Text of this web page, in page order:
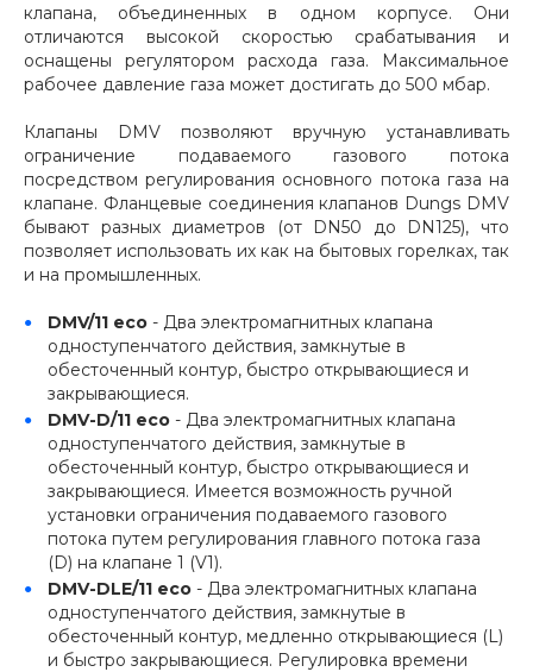
клапана, объединенных в одном корпусе. Они
отличаются высокой скоростью срабатывания и
оснащены регулятором расхода газа. Максимальное
рабочее давление газа может достигать до 500 мбар.
Клапаны DMV позволяют вручную устанавливать
ограничение подаваемого газового потока
посредством регулирования основного потока газа на
клапане. Фланцевые соединения клапанов Dungs DMV
бывают разных диаметров (от DN50 до DN125), что
позволяет использовать их как на бытовых горелках, так
и на промышленных.
DMV/11 eco - Два электромагнитных клапана
одноступенчатого действия, замкнутые в
обесточенный контур, быстро открывающиеся и
закрывающиеся.
DMV-D/11 eco - Два электромагнитных клапана
одноступенчатого действия, замкнутые в
обесточенный контур, быстро открывающиеся и
закрывающиеся. Имеется возможность ручной
установки ограничения подаваемого газового
потока путем регулирования главного потока газа
(D) на клапане 1 (V1).
DMV-DLE/11 eco - Два электромагнитных клапана
одноступенчатого действия, замкнутые в
обесточенный контур, медленно открывающиеся (L)
и быстро закрывающиеся. Регулировка времени